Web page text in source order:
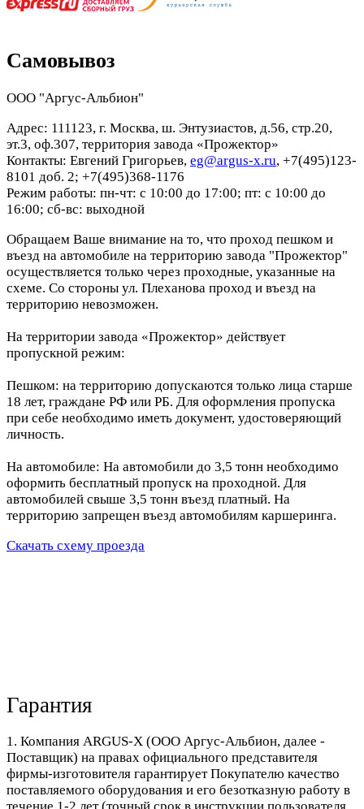
Самовывоз
ООО "Аргус-Альбион"
Адрес: 111123, г. Москва, ш. Энтузиастов, д.56, стр.20,
эт.3, оф.307, территория завода «Прожектор»
Контакты: Евгений Григорьев, eg@argus-x.ru, +7(495)123-
8101 доб. 2; +7(495)368-1176
Режим работы: пн-чт: с 10:00 до 17:00; пт: с 10:00 до
16:00; сб-вс: выходной
Обращаем Ваше внимание на то, что проход пешком и
въезд на автомобиле на территорию завода "Прожектор"
осуществляется только через проходные, указанные на
схеме. Со стороны ул. Плеханова проход и въезд на
территорию невозможен.
На территории завода «Прожектор» действует
пропускной режим:
Пешком: на территорию допускаются только лица старше
18 лет, граждане РФ или РБ. Для оформления пропуска
при себе необходимо иметь документ, удостоверяющий
личность.
На автомобиле: На автомобили до 3,5 тонн необходимо
оформить бесплатный пропуск на проходной. Для
автомобилей свыше 3,5 тонн въезд платный. На
территорию запрещен въезд автомобилям каршеринга.
Скачать схему проезда
Гарантия
1. Компания ARGUS-X (ООО Аргус-Альбион, далее -
Поставщик) на правах официального представителя
фирмы-изготовителя гарантирует Покупателю качество
поставляемого оборудования и его безотказную работу в